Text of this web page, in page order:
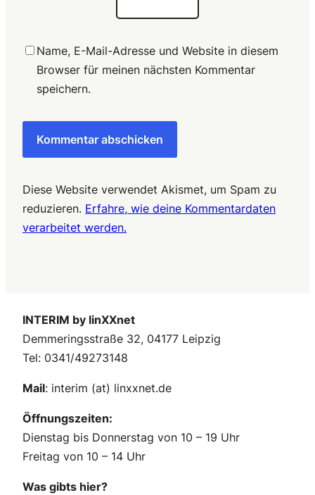
Name, E-Mail-Adresse und Website in diesem
Browser für meinen nächsten Kommentar
speichern.
Diese Website verwendet Akismet, um Spam zu
reduzieren. Erfahre, wie deine Kommentardaten
verarbeitet werden.
INTERIM by linXXnet
Demmeringsstraße 32, 04177 Leipzig
Tel: 0341/49273148
Mail: interim (at) linxxnet.de
Öffnungszeiten:
Dienstag bis Donnerstag von 10 – 19 Uhr
Freitag von 10 – 14 Uhr
Was gibts hier?